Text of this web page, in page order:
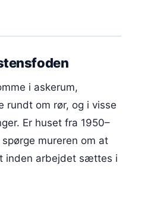
i askerum,
rundt om rør, og i visse
Er huset fra 1950–
mureren om at
inden arbejdet sættes i